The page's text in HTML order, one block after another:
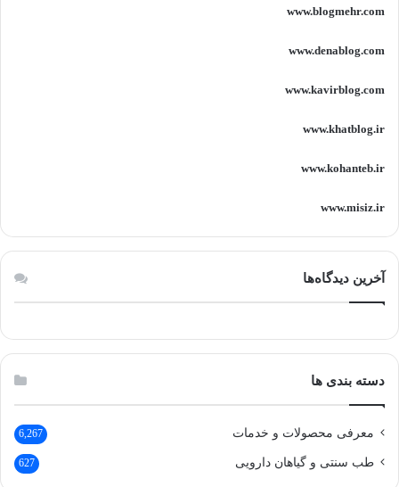
www.blogmehr.com
www.denablog.com
www.kavirblog.com
www.khatblog.ir
www.kohanteb.ir
www.misiz.ir
آخرین دیدگاه‌ها
دسته بندی ها
معرفی محصولات و خدمات 6,267
طب سنتی و گیاهان دارویی 627